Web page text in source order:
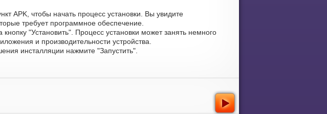
APK, чтобы начать процесс установки. Вы увидите
требует программное обеспечение.
"Установить". Процесс установки может занять немного
и производительности устройства.
инсталляции нажмите "Запустить".